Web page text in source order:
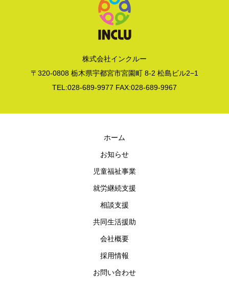
株式会社インクルー
〒320-0808 栃木県宇都宮市宮園町 8-2 松島ビル2−1
TEL:028-689-9977 FAX:028-689-9967
ホーム
お知らせ
児童福祉事業
就労継続支援
相談支援
共同生活援助
会社概要
採用情報
お問い合わせ